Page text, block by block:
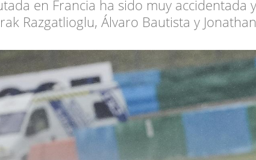
en Francia ha sido muy accidentada
Razgatlioglu, Álvaro Bautista y